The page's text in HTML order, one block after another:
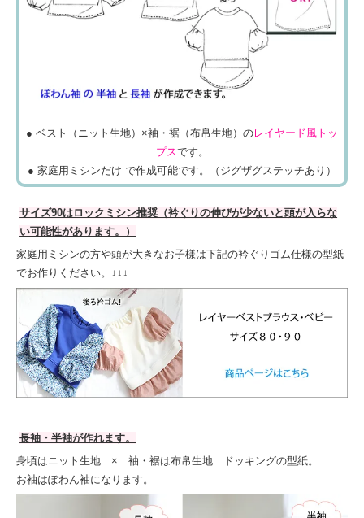
● ベスト（ニット生地）×袖・裾（布帛生地）のレイヤード風トッ
プスです。
● 家庭用ミシンだけ で作成可能です。（ジグザグステッチあり）
サイズ90はロックミシン推奨（衿ぐりの伸びが少ないと頭が入らな
い可能性があります。）
家庭用ミシンの方や頭が大きなお子様は下記の衿ぐりゴム仕様の型紙
でお作りください。↓↓↓
長袖・半袖が作れます。
身頃はニット生地 × 袖・裾は布帛生地 ドッキングの型紙。
お袖はぽわん袖になります。